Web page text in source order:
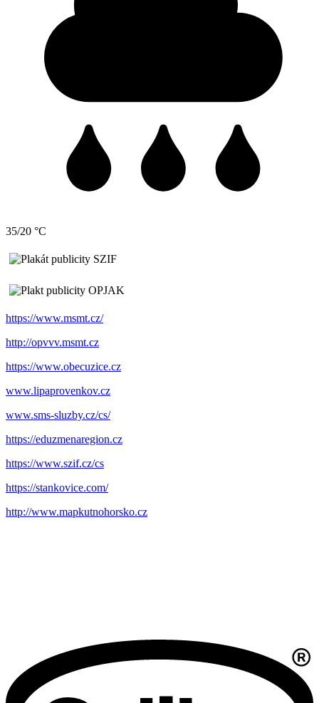
35/20 °C
https://www.msmt.cz/
http://opvvv.msmt.cz
https://www.obecuzice.cz
www.lipaprovenkov.cz
www.sms-sluzby.cz/cs/
https://eduzmenaregion.cz
https://www.szif.cz/cs
https://stankovice.com/
http://www.mapkutnohorsko.cz